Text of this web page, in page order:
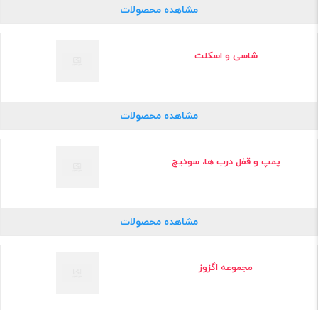
مشاهده محصولات
شاسی و اسکلت
مشاهده محصولات
پمپ و قفل درب ها، سوئیچ
مشاهده محصولات
مجموعه اگزوز